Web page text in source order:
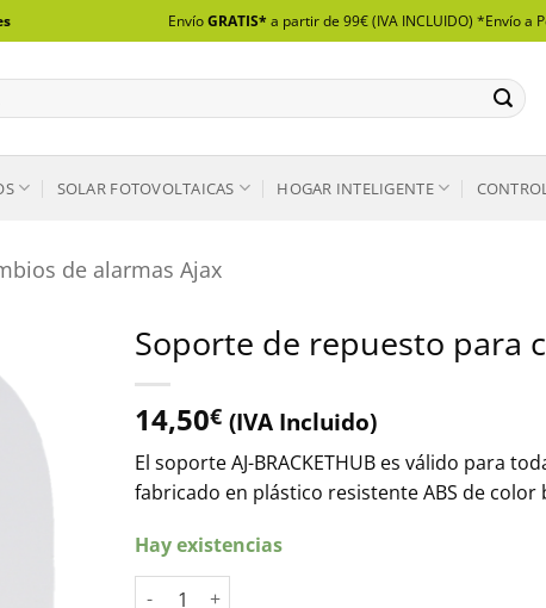
EnvíoGRATIS* a partir de 99€ (IVA INCLUIDO) *Envío a
SOLAR FOTOVOLTAICAS HOGAR INTELIGENTE
de alarmas Ajax
Soporte de repuesto para
14,50€ (IVA Incluido)
El soporte AJ-BRACKETHUB es válido para
fabricado en plástico resistente ABS de
Hay existencias
Soporte de repuesto para central de Alarma AJAX